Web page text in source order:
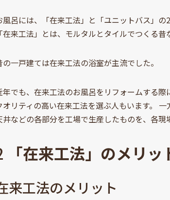
風呂には、「在来工法」と「ユニットバス」の2
「在来工法」とは、モルタルとタイルでつくる昔
の一戸建ては在来工法の浴室が主流でした。
年でも、在来工法のお風呂をリフォームする
オリティの高い在来工法を選ぶ人もいます。
井などの各部分を工場で生産したものを、各現
「在来工法」のメリ
来工法のメリット